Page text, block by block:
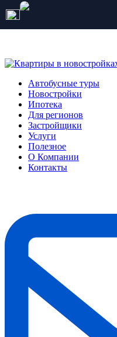
Количество мест ограничено
Автобусные туры
Новостройки
Ипотека
Для регионов
Застройщики
Услуги
Полезное
О Компании
Контакты